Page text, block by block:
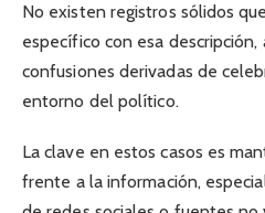
No existen registros sólidos
específico con esa
confusiones derivadas de
entorno del político.
La clave en estos casos es
frente a la información,